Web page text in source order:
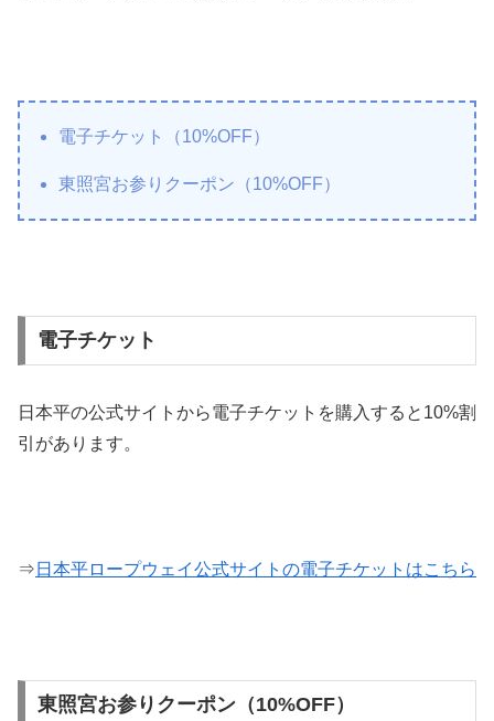
電子チケット（10%OFF）
東照宮お参りクーポン（10%OFF）
電子チケット
日本平の公式サイトから電子チケットを購入すると10%割
引があります。
⇒ 日本平ロープウェイ公式サイトの電子チケットはこちら
東照宮お参りクーポン（10%OFF）